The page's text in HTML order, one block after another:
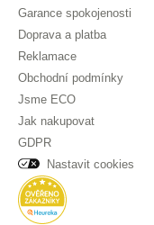
Garance spokojenosti
Doprava a platba
Reklamace
Obchodní podmínky
Jsme ECO
Jak nakupovat
GDPR
Nastavit cookies